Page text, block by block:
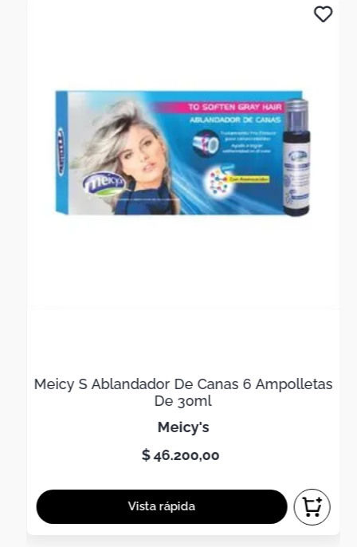
Meicy S Ablandador De Canas 6 Ampolletas
De 30ml
meicy's
$46.200,00